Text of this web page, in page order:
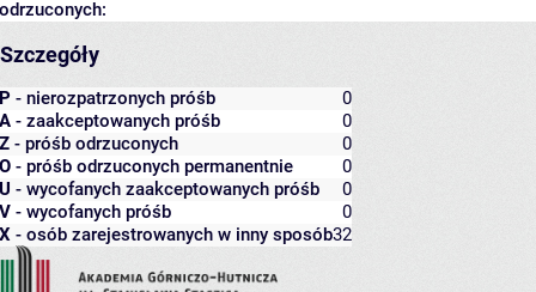
odrzuconych:
Szczegóły
P - nierozpatrzonych próśb
0
A - zaakceptowanych próśb
0
Z - próśb odrzuconych
0
O - próśb odrzuconych permanentnie
0
U - wycofanych zaakceptowanych próśb
0
V - wycofanych próśb
0
X - osób zarejestrowanych w inny sposób32